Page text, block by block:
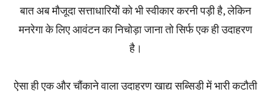
बात अब मौजूदा सत्ताधारियोें को भी स्वीकार करनी पड़ी है‚ लेकिन
मनरेगा के लिए आवंटन का निचोड़ा जाना तो सिर्फ एक ही उदाहरण
है।
ऐसा ही एक और चौंकाने वाला उदाहरण खाद्य सब्सिडी में भारी कटौती